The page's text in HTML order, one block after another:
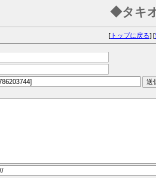
◆タキ
[トップに戻る] [